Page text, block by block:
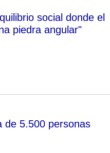
social donde el
piedra angular"
de 5.500 personas